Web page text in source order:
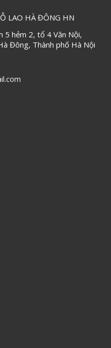
LAO HÀ ĐÔNG HN
5 hẻm 2, tổ 4 Văn Nội,
Đông, Thành phố Hà Nội